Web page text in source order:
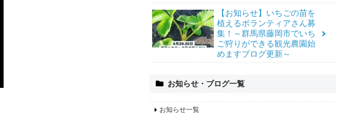
【お知らせ】いちごの苗を
植えるボランティアさん募
集！～群馬県藤岡市でいち
ご狩りができる観光農園始
めますブログ更新～
お知らせ・ブログ一覧
お知らせ一覧